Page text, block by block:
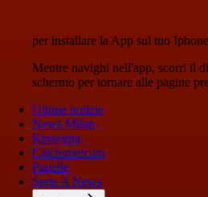
per installare la App sul tuo
Mentre navighi nell'app, scorri il
schermo per tornare alle pagine
Ultime notizie
News Milan
Rassegna
Calciomercato
Pagelle
Serie A News